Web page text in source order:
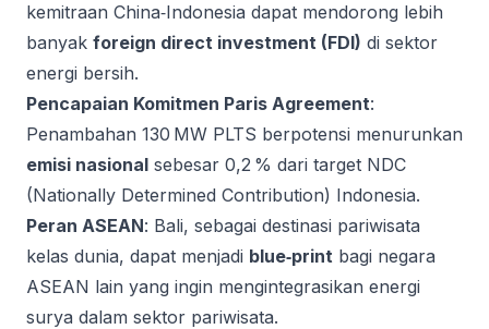
kemitraan China‑Indonesia dapat mendorong lebih
banyak foreign direct investment (FDI) di sektor
energi bersih.
Pencapaian Komitmen Paris Agreement:
Penambahan 130 MW PLTS berpotensi menurunkan
emisi nasional sebesar 0,2 % dari target NDC
(Nationally Determined Contribution) Indonesia.
Peran ASEAN: Bali, sebagai destinasi pariwisata
kelas dunia, dapat menjadi blue‑print bagi negara
ASEAN lain yang ingin mengintegrasikan energi
surya dalam sektor pariwisata.